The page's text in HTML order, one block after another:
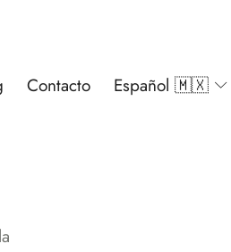
Contacto Español 🇲🇽